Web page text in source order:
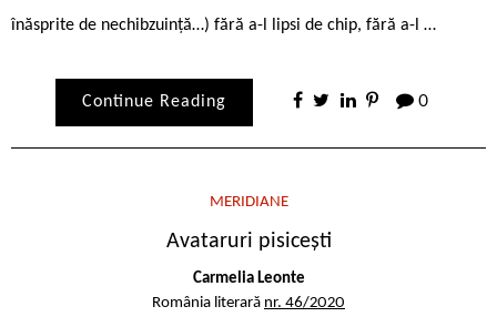
înăsprite de nechibzuință…) fără a-l lipsi de chip, fără a-l …
Continue Reading 0
MERIDIANE
Avataruri pisicești
Carmelia Leonte
România literară nr. 46/2020